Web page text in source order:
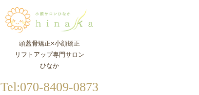
頭蓋骨矯正×小顔矯正
リフトアップ専門サロン
ひなか
Tel:070-8409-0873